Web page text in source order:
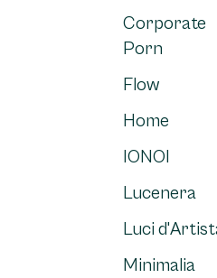
Corporate
Porn
Flow
Home
IONOI
Lucenera
Luci
Minimalia